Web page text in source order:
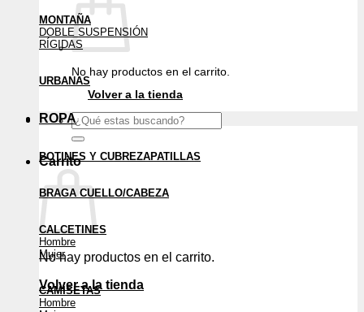
No hay productos en el carrito.
Volver a la tienda
Buscar
por:
Carrito
No hay productos en el carrito.
Volver a la tienda
MONTAÑA
DOBLE SUSPENSIÓN
RÍGIDAS
URBANAS
ROPA
BOTINES Y CUBREZAPATILLAS
BRAGA CUELLO/CABEZA
CALCETINES
Hombre
Mujer
CAMISETAS
Hombre